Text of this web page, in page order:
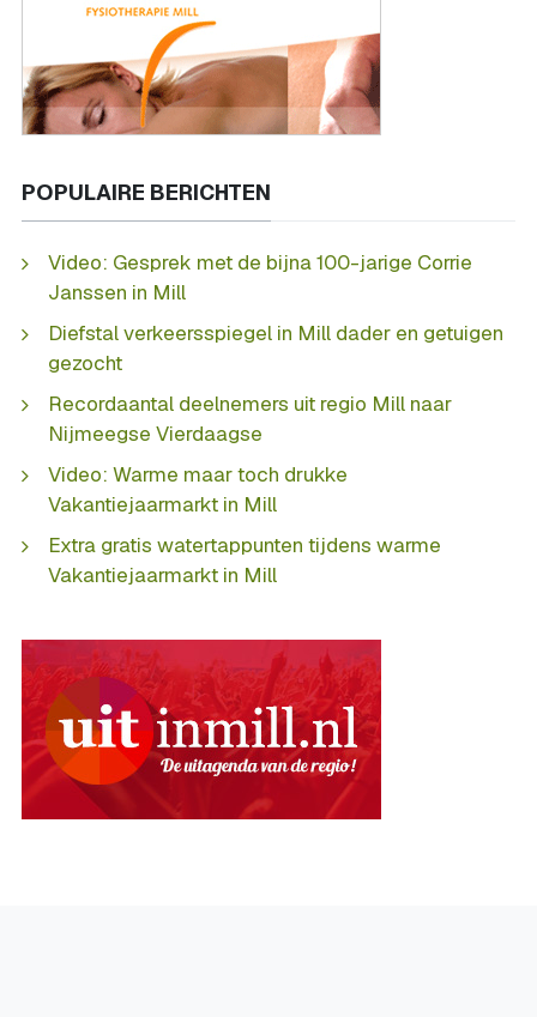
POPULAIRE BERICHTEN
Video: Gesprek met de bijna 100-jarige Corrie
Janssen in Mill
Diefstal verkeersspiegel in Mill dader en getuigen
gezocht
Recordaantal deelnemers uit regio Mill naar
Nijmeegse Vierdaagse
Video: Warme maar toch drukke
Vakantiejaarmarkt in Mill
Extra gratis watertappunten tijdens warme
Vakantiejaarmarkt in Mill